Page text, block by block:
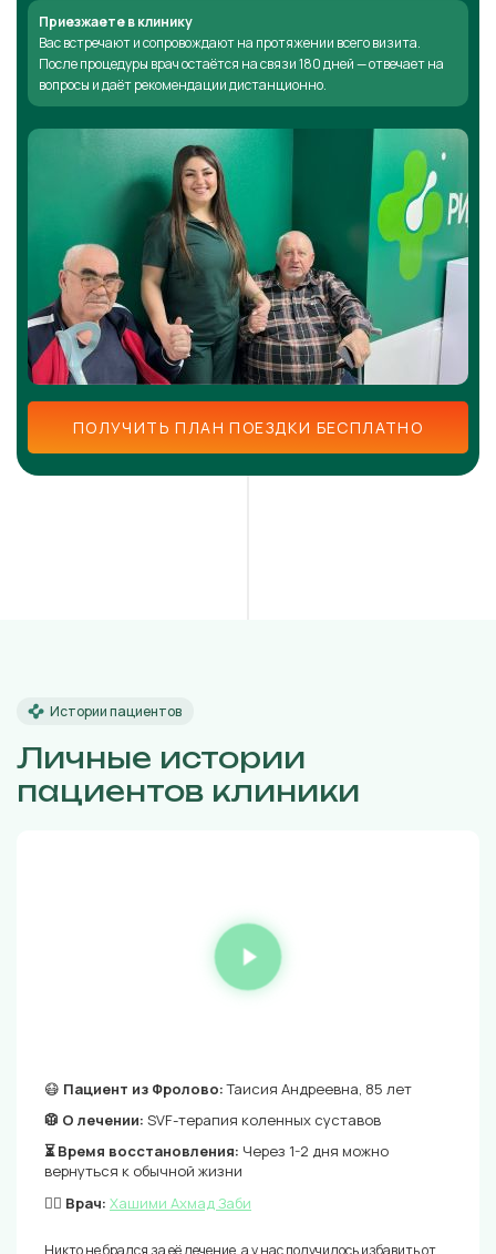
Приезжаете в клинику
Вас встречают и сопровождают на протяжении всего визита.
После процедуры врач остаётся на связи 180 дней — отвечает на
вопросы и даёт рекомендации дистанционно.
ПОЛУЧИТЬ ПЛАН ПОЕЗДКИ БЕСПЛАТНО
Истории пациентов
Личные истории
пациентов клиники
😷 Пациент из Фролово:Таисия Андреевна, 85 лет
🥼 О лечении: SVF-терапия коленных суставов
⏳ Время восстановления: Через 1-2 дня можно
вернуться к обычной жизни
👨‍⚕️ Врач: Хашими Ахмад Заби
Никто не брался за её лечение, а у нас получилось избавить от